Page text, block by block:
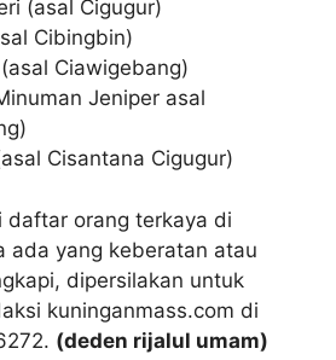
(asal Cigugur)
Cibingbin)
Ciawigebang)
Jeniper asal
Cisantana Cigugur)
daftar orang terkaya di
ada yang keberatan atau
dipersilakan untuk
kuninganmass.com di
(deden rijalul umam)